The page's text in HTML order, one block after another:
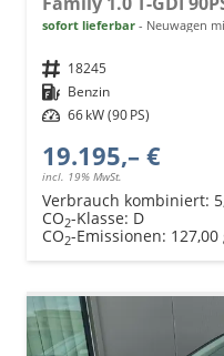
sofort lieferbar Neuwagen
Fahrzeugnr. 18245
Kraftstoff Benzin
Leistung 66 kW (90 PS)
19.195,– €
incl. 19% MwSt.
Verbrauch kombiniert:
CO2-Klasse: D
CO2-Emissionen: